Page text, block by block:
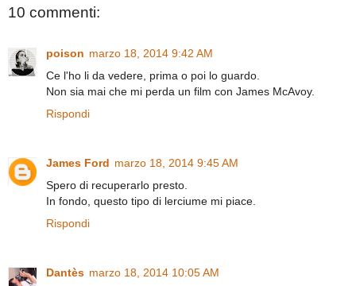
10 commenti:
poison marzo 18, 2014 9:42 AM
Ce l'ho li da vedere, prima o poi lo guardo.
Non sia mai che mi perda un film con James McAvoy.
Rispondi
James Ford marzo 18, 2014 9:45 AM
Spero di recuperarlo presto.
In fondo, questo tipo di lerciume mi piace.
Rispondi
Dantès marzo 18, 2014 10:05 AM